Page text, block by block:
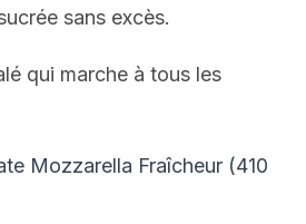
sans excès.
qui marche à tous les
Mozzarella Fraîcheur (410